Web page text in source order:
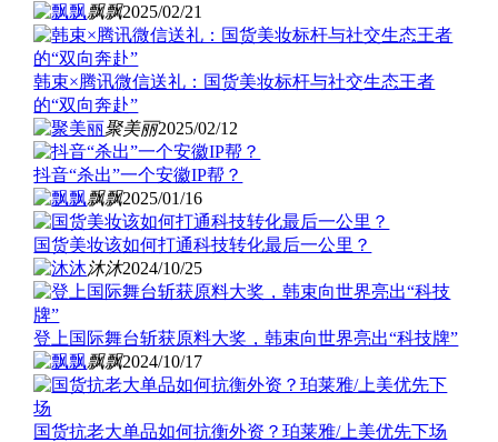
飘飘2025/02/21
韩束×腾讯微信送礼：国货美妆标杆与社交生态王者
的“双向奔赴”
聚美丽2025/02/12
抖音“杀出”一个安徽IP帮？
飘飘2025/01/16
国货美妆该如何打通科技转化最后一公里？
沐沐2024/10/25
登上国际舞台斩获原料大奖，韩束向世界亮出“科技牌”
飘飘2024/10/17
国货抗老大单品如何抗衡外资？珀莱雅/上美优先下场